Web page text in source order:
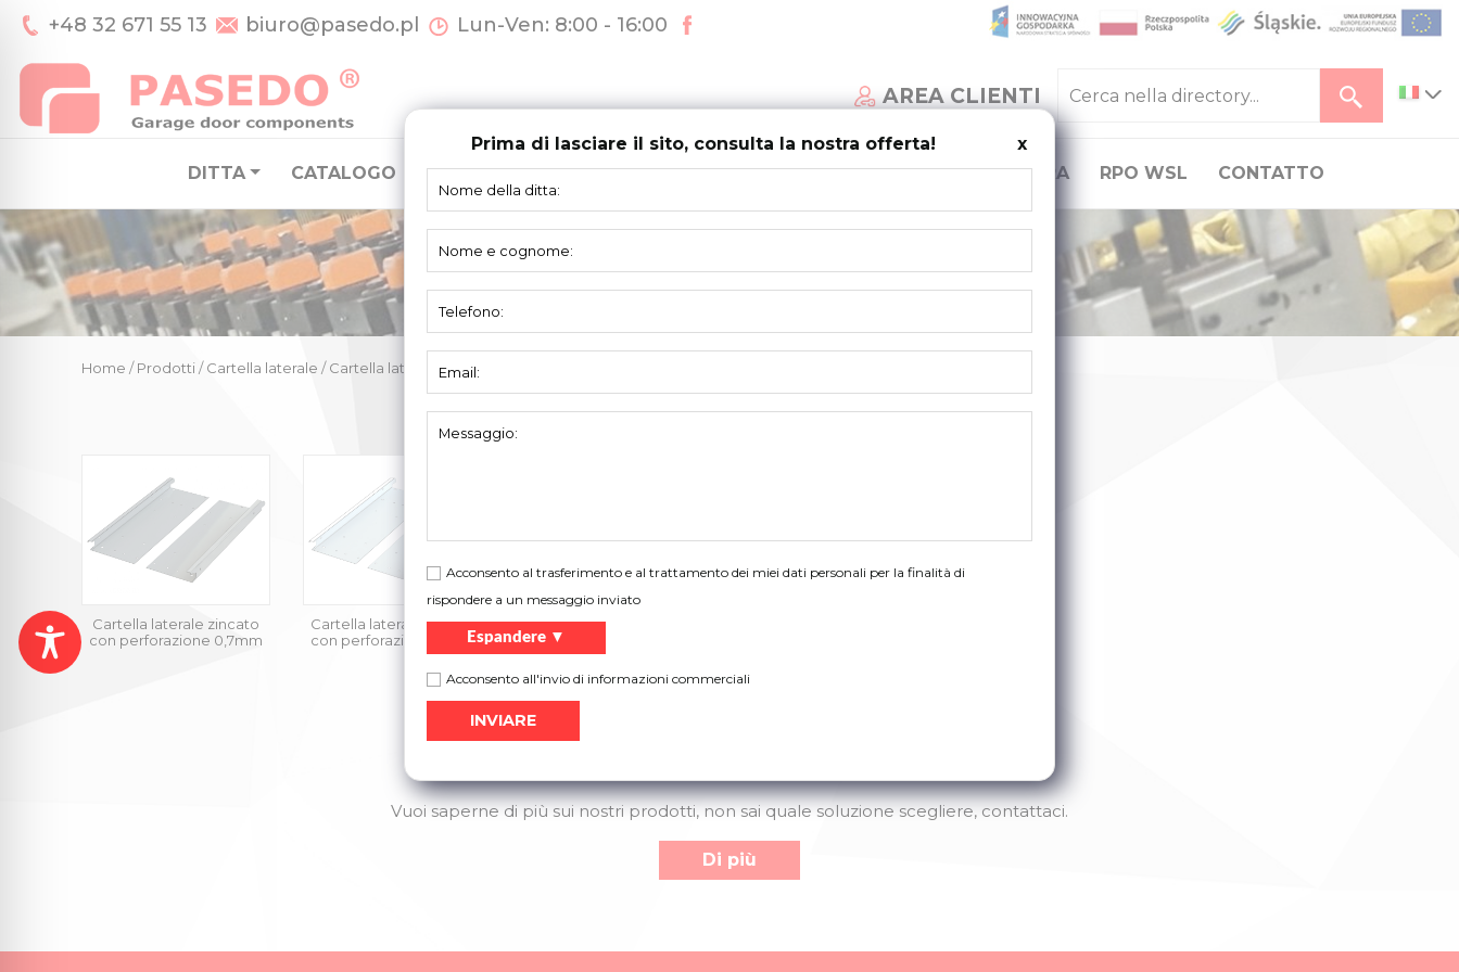
+48 32 671 55 13 biuro@pasedo.pl Lun-Ven: 8:00 - 16:00
AREA CLIENTI
DITTA CATALOGO SISTEMI DI PORTE AGGIORNAMENTI SUPPORTO CARRIERA RPO WSL CONTATTO
Prima di lasciare il sito, consulta la nostra offerta! x
Acconsento al trasferimento e al trattamento dei miei dati personali per la finalità di
rispondere a un messaggio inviato
Espandere ▼
Acconsento all'invio di informazioni commerciali
Home /Prodotti/Cartella laterale /Cartella laterale Marcegaglia 0,7mm
MARCEGAGLIA150 PER DOPPIA CERNIERA
Cartella laterale zincato
con perforazione 0,7mm
Cartella laterale RAL9016
con perforazione 0,7mm
Cartella laterale zincato
senza perforazione 0,7mm
Vuoi saperne di più sui nostri prodotti, non sai quale soluzione scegliere, contattaci.
Di più